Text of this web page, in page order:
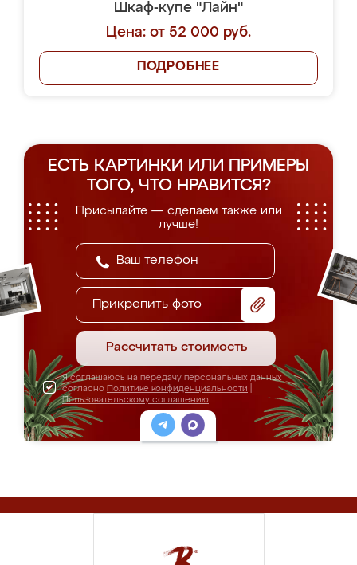
Шкаф-купе "Лайн"
Цена: от 52 000 руб.
ПОДРОБНЕЕ
ЕСТЬ КАРТИНКИ ИЛИ ПРИМЕРЫ
ТОГО, ЧТО НРАВИТСЯ?
Присылайте — сделаем также или
лучше!
Прикрепить фото
Рассчитать стоимость
Я соглашаюсь на передачу персональных данных
согласно Политике конфиденциальности
Пользовательскому соглашению